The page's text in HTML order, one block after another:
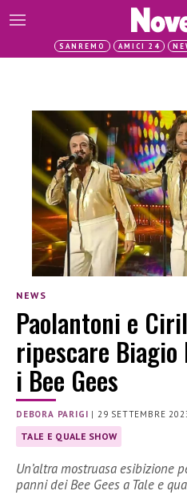
SANREMO AMICI 24
NEWS
Paolantoni e
ripescare
i Bee Gees
DEBORA PARIGI | 29 SETTEMBRE
TALE E QUALE SHOW
Un’altra mostruasa esibizione
panni dei Bee Gees a Tale e